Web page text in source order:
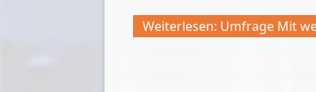
Weiterlesen: Umfrage Mit